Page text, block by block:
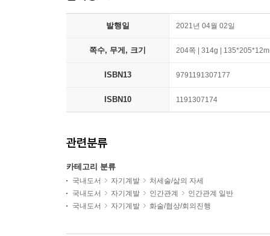
발행일 2021년 04월 02일
쪽수, 무게, 크기 204쪽 | 314g |
ISBN13 9791191307177
ISBN10 1191307174
관련분류
카테고리 분류
국내도서 자기계발
처세술/삶의 자세
국내도서
자기계발 인간관계
인간관계 일반
국내도서
자기계발 화술/협상/회의진행